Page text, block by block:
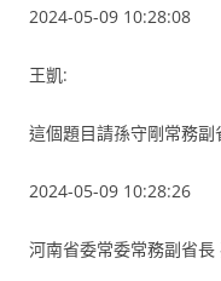
2024-05-09 10:28:08
王凱:
這個題目請孫守剛常務副
2024-05-09 10:28:26
河南省委常委常務副省長